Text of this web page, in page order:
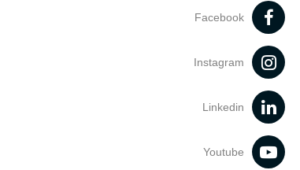
Facebook
Instagram
Linkedin
Youtube